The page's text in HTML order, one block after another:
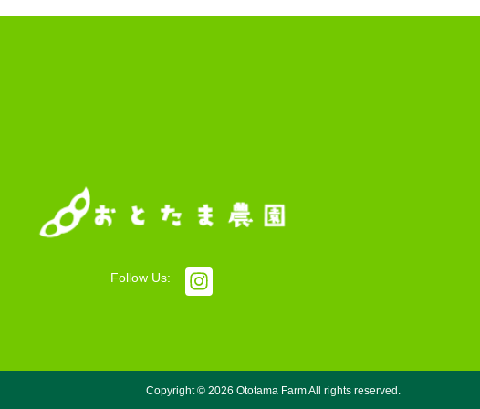
Follow Us:
Copyright © 2026 Ototama Farm All rights reserved.